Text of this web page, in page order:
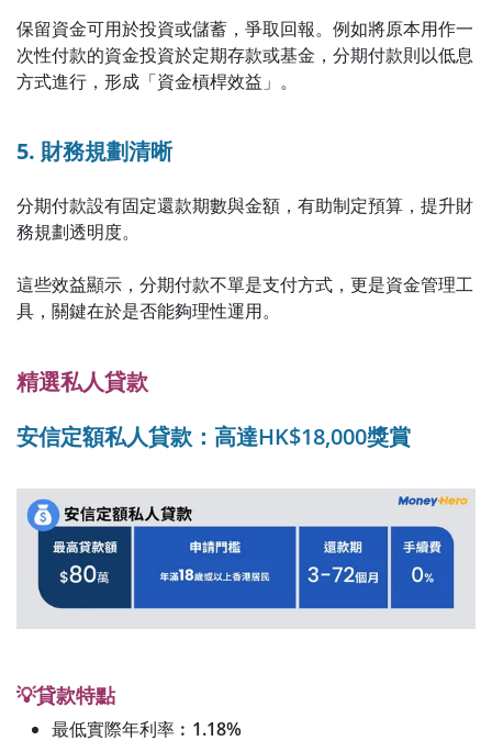
保留資金可用於投資或儲蓄，爭取回報。例如將原本用作一
次性付款的資金投資於定期存款或基金，分期付款則以低息
方式進行，形成「資金槓桿效益」。
5. 財務規劃清晰
分期付款設有固定還款期數與金額，有助制定預算，提升財
務規劃透明度。
這些效益顯示，分期付款不單是支付方式，更是資金管理工
具，關鍵在於是否能夠理性運用。
精選私人貸款
安信定額私人貸款：高達HK$18,000獎賞
💡貸款特點
最低實際年利率︰ 1.18%